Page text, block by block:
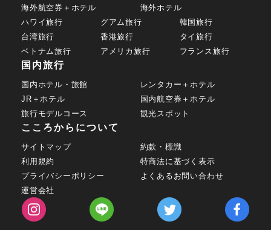
海外航空券＋ホテル
海外ホテル
ハワイ旅行
グアム旅行
韓国旅行
台湾旅行
香港旅行
タイ旅行
ベトナム旅行
アメリカ旅行 フランス旅行
国内旅行
国内ホテル・旅館
レンタカー＋ホテル
JR＋ホテル
国内航空券＋ホテル
旅行モデルコース
観光スポット
こころからについて
サイトマップ
約款・標識
利用規約
特商法に基づく表示
プライバシーポリシー
よくあるお問い合わせ
運営会社